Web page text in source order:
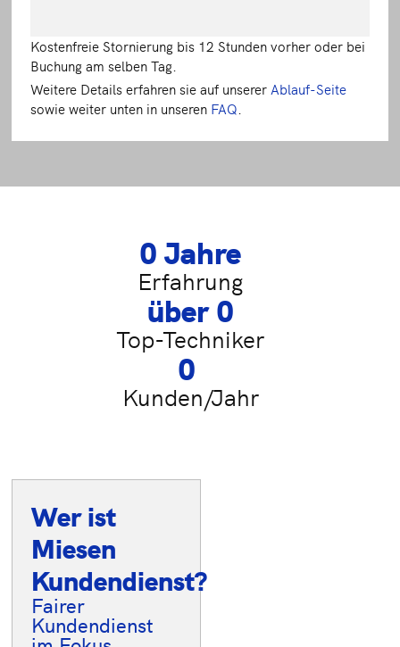
Kostenfreie Stornierung bis 12 Stunden vorher oder bei
Buchung am selben Tag.
Weitere Details erfahren sie auf unserer Ablauf-Seite
sowie weiter unten in unseren FAQ
Erfahrung
0 Jahre
Top-Techniker
über 0
Kunden/Jahr
0
Wer ist
Miesen
Kundendienst?
Fairer
Kundendienst